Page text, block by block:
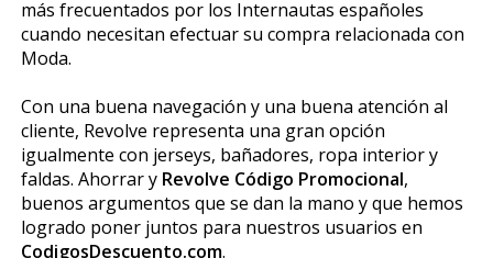
más frecuentados por los Internautas españoles
cuando necesitan efectuar su compra relacionada con
Moda.
Con una buena navegación y una buena atención al
cliente, Revolve representa una gran opción
igualmente con jerseys, bañadores, ropa interior y
faldas. Ahorrar y Revolve Código Promocional,
buenos argumentos que se dan la mano y que hemos
logrado poner juntos para nuestros usuarios en
CodigosDescuento.com.